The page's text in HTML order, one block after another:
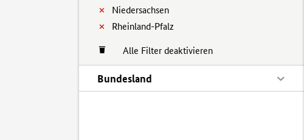
Niedersachsen
Rheinland-Pfalz
Alle Filter deaktivieren
Bundesland